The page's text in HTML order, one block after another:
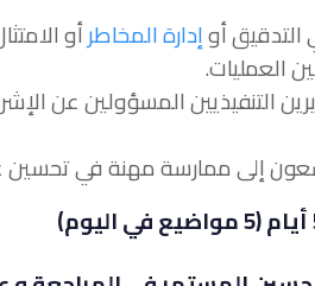
إدارة المخاطرأو
العمليات.
التنفيذيين المسؤولين عن